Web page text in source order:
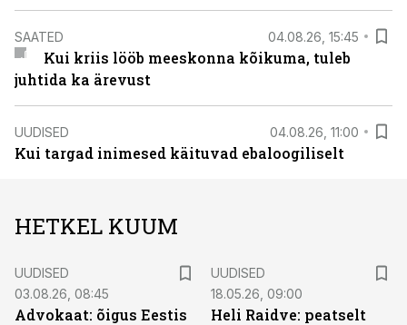
SAATED 04.08.26, 15:45
Kui kriis lööb meeskonna kõikuma, tuleb
juhtida ka ärevust
UUDISED 04.08.26, 11:00
Kui targad inimesed käituvad ebaloogiliselt
HETKEL KUUM
UUDISED
03.08.26, 08:45
Advokaat: õigus Eestis
UUDISED
18.05.26, 09:00
Heli Raidve: peatselt